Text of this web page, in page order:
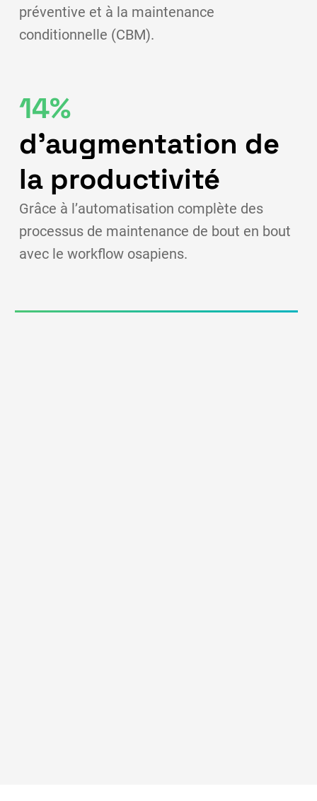
préventive et à la maintenance
conditionnelle (CBM).
14%
d’augmentation de
la productivité
Grâce à l’automatisation complète des
processus de maintenance de bout en bout
avec le workflow osapiens.